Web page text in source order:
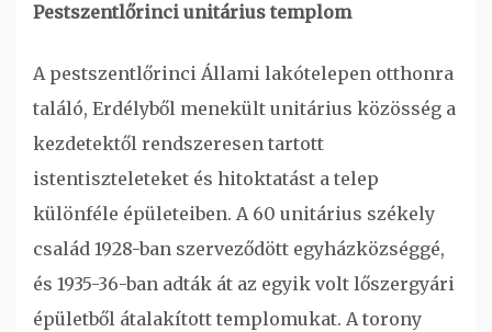
Pestszentlőrinci unitárius templom
A pestszentlőrinci Állami lakótelepen otthonra
találó, Erdélyből menekült unitárius közösség a
kezdetektől rendszeresen tartott
istentiszteleteket és hitoktatást a telep
különféle épületeiben. A 60 unitárius székely
család 1928-ban szerveződött egyházközséggé,
és 1935-36-ban adták át az egyik volt lőszergyári
épületből átalakított templomukat. A torony